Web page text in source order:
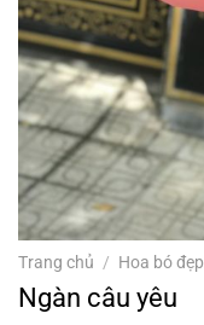
Trang chủ / Hoa bó đẹp
Ngàn câu yêu